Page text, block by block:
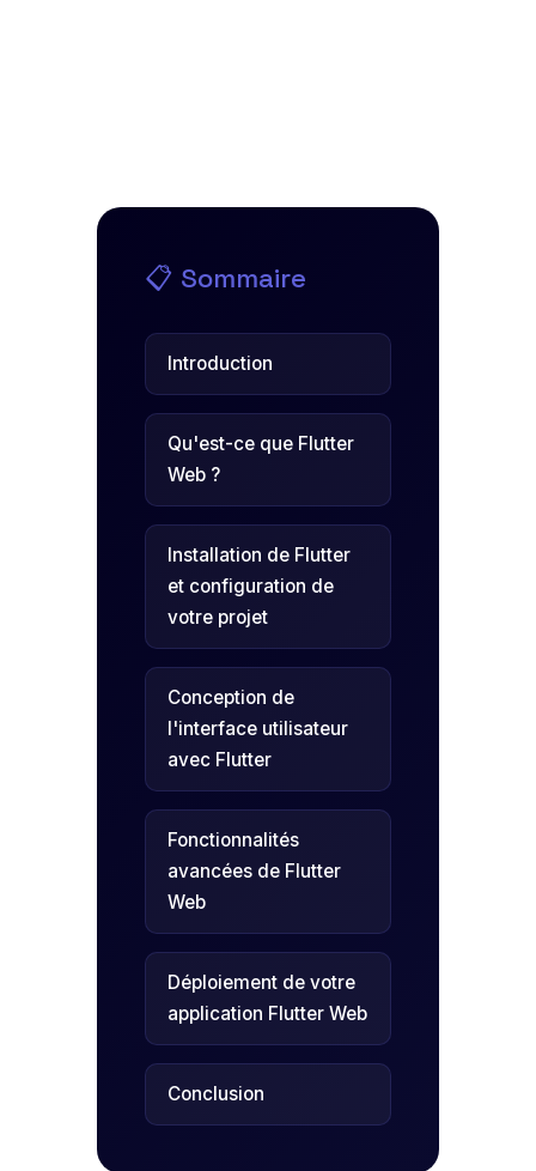
📋 Sommaire
Introduction
Qu'est-ce que Flutter
Web ?
Installation de Flutter
et configuration de
votre projet
Conception de
l'interface utilisateur
avec Flutter
Fonctionnalités
avancées de Flutter
Web
Déploiement de votre
application Flutter Web
Conclusion